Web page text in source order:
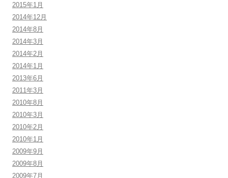
2015年1月
2014年12月
2014年8月
2014年3月
2014年2月
2014年1月
2013年6月
2011年3月
2010年8月
2010年3月
2010年2月
2010年1月
2009年9月
2009年8月
2009年7月